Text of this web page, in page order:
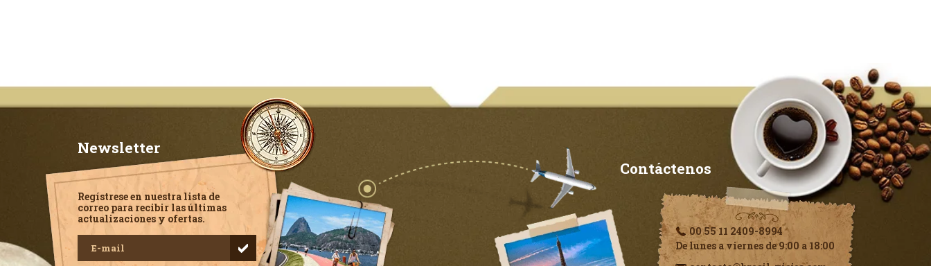
Newsletter
Regístrese en nuestra lista de
correo para recibir las últimas
actualizaciones y ofertas.
Contáctenos
00 55 11 2409-8994
De lunes a viernes de 9:00 a 18:00